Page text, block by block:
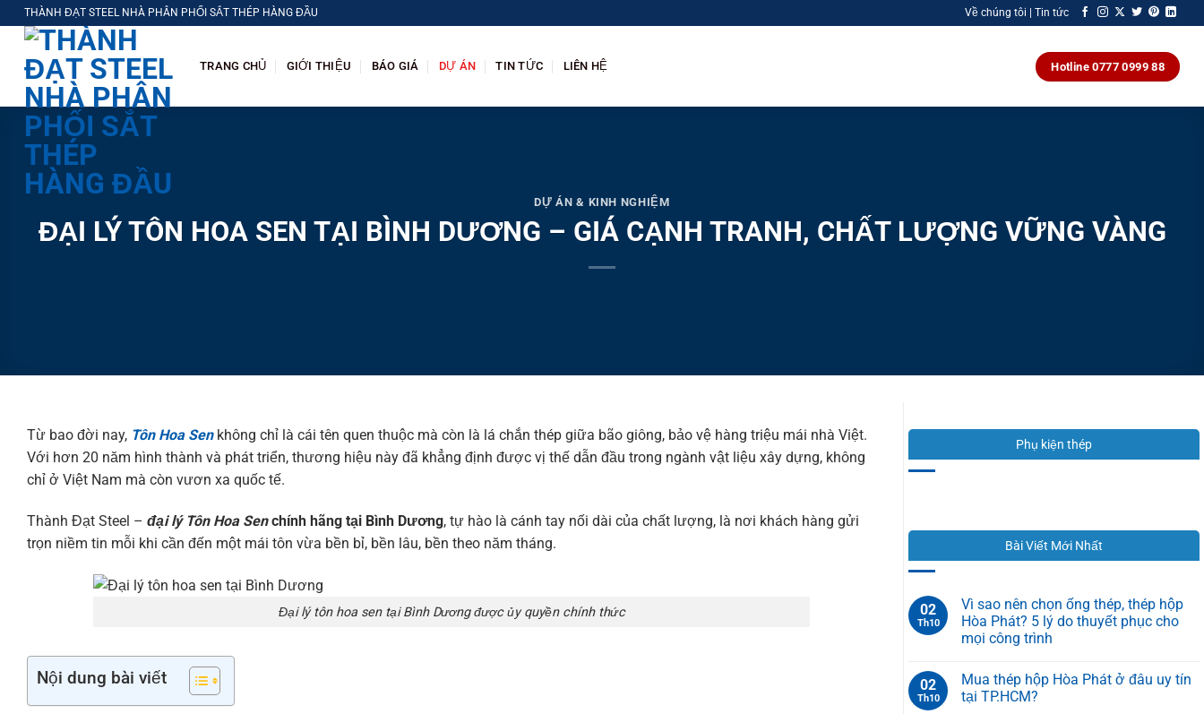
Chuyển
dung
THÀNH ĐẠT STEEL NHÀ PHÂN PHỐI SẮT THÉP HÀNG ĐẦU Về chúng tôi | Tin tức
TRANG CHỦ GIỚI THIỆU BÁO GIÁ DỰ ÁN TIN TỨC LIÊN HỆ Hotline 0777 0999 88
DỰ ÁN & KINH NGHIỆM
ĐẠI LÝ TÔN HOA SEN TẠI BÌNH DƯƠNG – GIÁ CẠNH TRANH, CHẤT LƯỢNG VỮNG VÀNG
Từ bao đời nay, Tôn Hoa Senkhông chỉ là cái tên quen thuộc mà còn là lá chắn thép giữa bão giông, bảo vệ hàng triệu mái nhà Việt.
Với hơn 20 năm hình thành và phát triển, thương hiệu này đã khẳng định được vị thế dẫn đầu trong ngành vật liệu xây dựng, không
chỉ ở Việt Nam mà còn vươn xa quốc tế.
Thành Đạt Steel – đại lý Tôn Hoa Senchính hãng tại Bình Dương, tự hào là cánh tay nối dài của chất lượng, là nơi khách hàng gửi
trọn niềm tin mỗi khi cần đến một mái tôn vừa bền bỉ, bền lâu, bền theo năm tháng.
Đại lý tôn hoa sen tại Bình Dương được ủy quyền chính thức
Nội dung bài viết
Phụ kiện thép
Bài Viết Mới Nhất
02
Th10
Vì sao nên chọn ống thép, thép hộp
Hòa Phát? 5 lý do thuyết phục cho
mọi công trình
02
Th10
Mua thép hộp Hòa Phát ở đâu uy tín
tại TP.HCM?